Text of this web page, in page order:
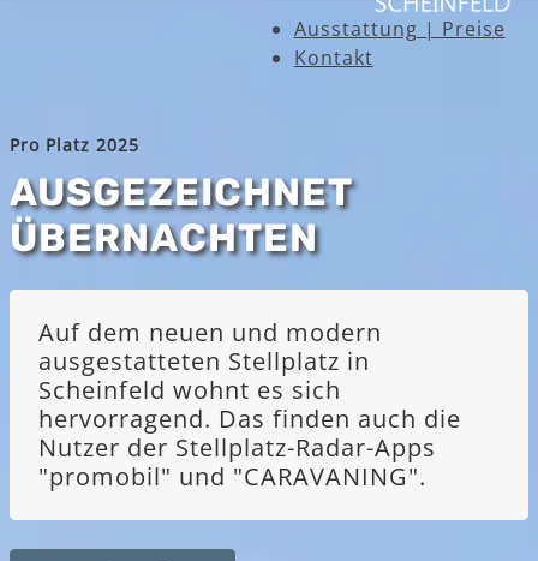
Ausstattung | Preise
Kontakt
Pro Platz 2025
AUSGEZEICHNET
ÜBERNACHTEN
Auf dem neuen und modern
ausgestatteten Stellplatz in
Scheinfeld wohnt es sich
hervorragend. Das finden auch die
Nutzer der Stellplatz-Radar-Apps
"promobil" und "CARAVANING".